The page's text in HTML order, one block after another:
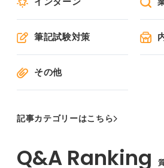
筆記試験対策
その他
記事カテゴリーはこちら